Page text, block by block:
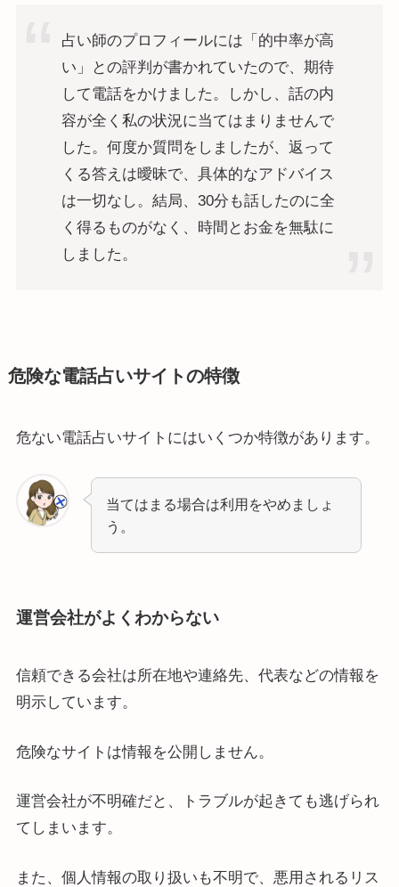
占い師のプロフィールには「的中率が高
い」との評判が書かれていたので、期待
して電話をかけました。しかし、話の内
容が全く私の状況に当てはまりませんで
した。何度か質問をしましたが、返って
くる答えは曖昧で、具体的なアドバイス
は一切なし。結局、30分も話したのに全
く得るものがなく、時間とお金を無駄に
しました。
危険な電話占いサイトの特徴
危ない電話占いサイトにはいくつか特徴があります。
当てはまる場合は利用をやめましょ
う。
運営会社がよくわからない
信頼できる会社は所在地や連絡先、代表などの情報を
明示しています。
危険なサイトは情報を公開しません。
運営会社が不明確だと、トラブルが起きても逃げられ
てしまいます。
また、個人情報の取り扱いも不明で、悪用されるリス